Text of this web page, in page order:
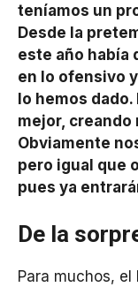
teníamos un
Desde la
este año había
en lo ofensivo
lo hemos
mejor,
Obviamente
pero igual que
pues ya
De la
Para muchos,